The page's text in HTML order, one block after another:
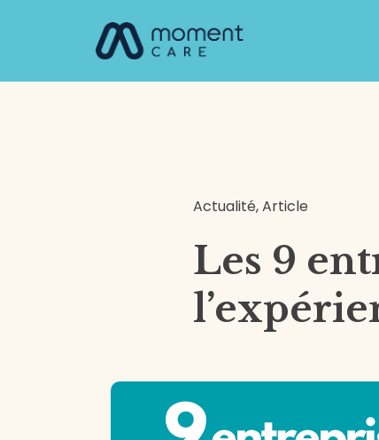
Actualité,Article
Les 9